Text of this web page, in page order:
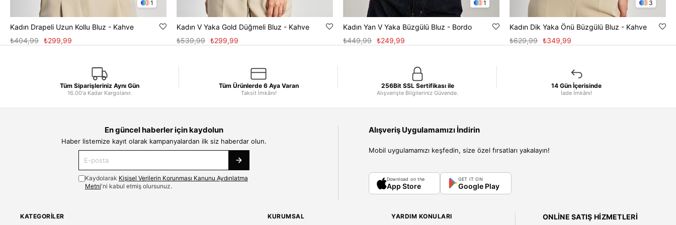
1
Kadın Drapeli Uzun Kollu Bluz - Kahve
₺299,99
₺404,99
Kadın V Yaka Gold Düğmeli Bluz - Kahve
₺299,99
₺539,99
1
Kadın Yan V Yaka Büzgülü Bluz - Bordo
₺249,99
₺449,99
3
Kadın Dik Yaka Önü Büzgülü Bluz - Kahve
₺349,99
₺629,99
Tüm Siparişleriniz Aynı Gün
16.00'a Kadar Kargolanır.
Tüm Ürünlerde 6 Aya Varan
Taksit İmkânı!
256Bit SSL Sertifikası ile
Alışverişte Bilgileriniz Güvende.
14 Gün İçerisinde
İade İmkânı!
En güncel haberler için kaydolun
Haber listemize kayıt olarak kampanyalardan ilk siz haberdar olun.
Kaydolarak Kişisel Verilerin Korunması Kanunu Aydınlatma
Metni'ni kabul etmiş olursunuz.
Alışveriş Uygulamamızı İndirin
Mobil uygulamamızı keşfedin, size özel fırsatları yakalayın!
Download on the
App Store
GET IT ON
Google Play
KATEGORILER KURUMSAL YARDIM KONULARI ONLINE SATIŞ HIZMETLERI